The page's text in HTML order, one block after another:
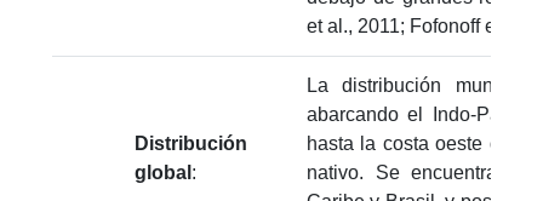
et al., 2011; Fofonoff et al.,
Distribución
global :
La distribución
abarcando el Indo-
hasta la costa oeste de
nativo. Se encuentra